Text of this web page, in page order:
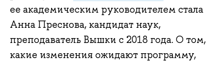
ее академическим руководителем стала
Анна Преснова, кандидат наук,
преподаватель Вышки с 2018 года. О том,
какие изменения ожидают программу,